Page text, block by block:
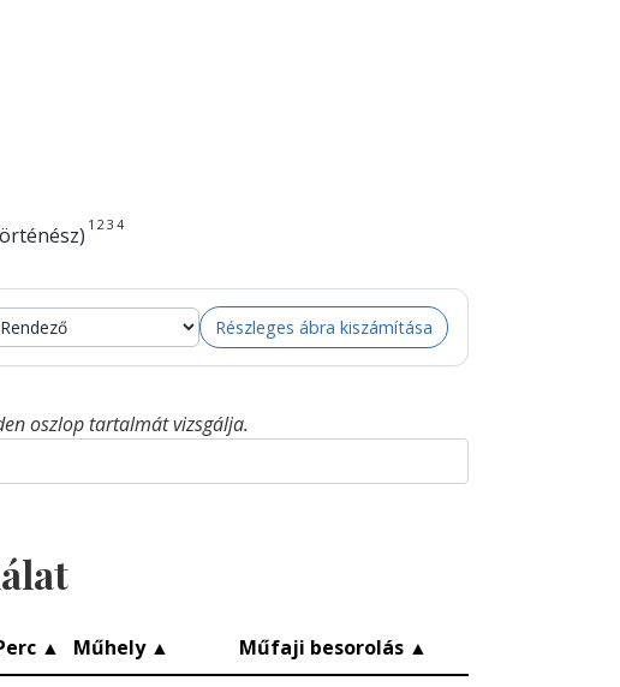
1 2 3 4
Részleges ábra kiszámítása
oszlop tartalmát vizsgálja.
▲ Műhely ▲ Műfaji besorolás ▲